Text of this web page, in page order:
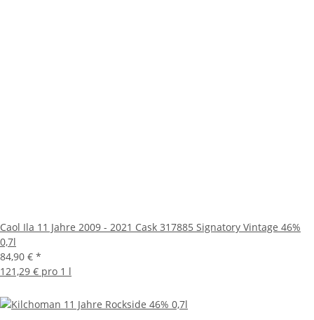
Caol Ila 11 Jahre 2009 - 2021 Cask 317885 Signatory Vintage 46%
0,7l
84,90 € *
121,29 € pro 1 l